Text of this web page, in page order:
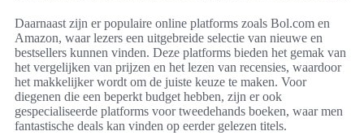
Daarnaast zijn er populaire online platforms zoals Bol.com en
Amazon, waar lezers een uitgebreide selectie van nieuwe en
bestsellers kunnen vinden. Deze platforms bieden het gemak van
het vergelijken van prijzen en het lezen van recensies, waardoor
het makkelijker wordt om de juiste keuze te maken. Voor
diegenen die een beperkt budget hebben, zijn er ook
gespecialiseerde platforms voor tweedehands boeken, waar men
fantastische deals kan vinden op eerder gelezen titels.